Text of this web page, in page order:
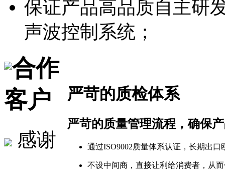
保证产品高品质自主研
声波控制系统；
严苛的质检体系
严苛的质量管理流程，确保
通过ISO9002质量体系认证，长期出
不设中间商，直接让利给消费者，从
合作
客户
感谢